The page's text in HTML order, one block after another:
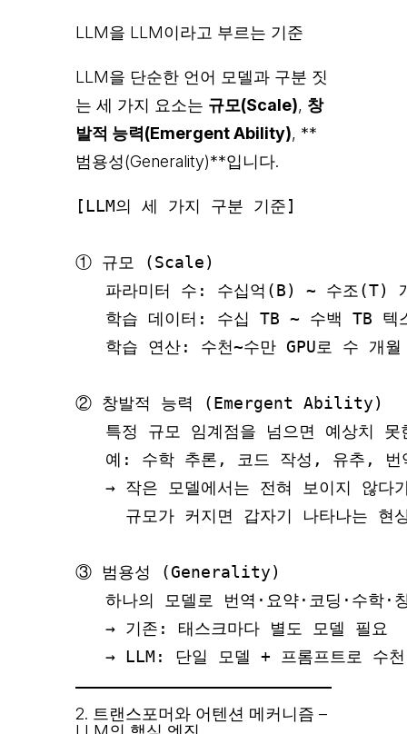
LLM을 LLM이라고 부르는 기준
LLM을 단순한 언어 모델과 구분 짓
는 세 가지 요소는 규모(Scale), 창
발적 능력(Emergent Ability), **
범용성(Generality)**입니다.
[LLM의 세 가지 구분 기준]
① 규모 (Scale)
파라미터 수: 수십억(B) ~ 수조(T)
학습 데이터: 수십 TB ~ 수백 TB 텍
   학습 연산: 수천~수만 GPU로 수 개월
② 창발적 능력 (Emergent Ability)
특정 규모 임계점을 넘으면 예상치 못
예: 수학 추론, 코드 작성, 유추, 번
→ 작은 모델에서는 전혀 보이지 않다
규모가 커지면 갑자기 나타나는 현
③ 범용성 (Generality)
하나의 모델로 번역·요약·코딩·수학
   → 기존: 태스크마다 별도 모델 필요
2. 트랜스포머와 어텐션 메커니즘 –